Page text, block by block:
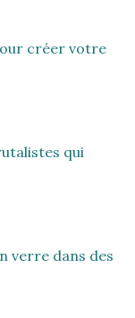
créer votre
qui
verre dans des